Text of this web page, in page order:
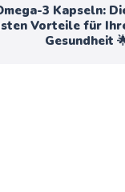
3 Kapseln:
Vorteile für
Gesundheit